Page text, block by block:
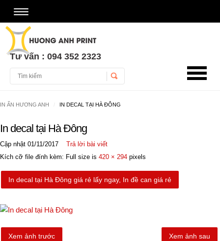
Tư vấn : 094 352 2323
IN ẤN HƯƠNG ANH IN DECAL TẠI HÀ ĐÔNG
In decal tại Hà Đông
Cập nhật 01/11/2017
Trả lời bài viết
Kích cỡ file đính kèm: Full size is 420 × 294 pixels
In decal tại Hà Đông giá rẻ lấy ngay, In đề can giá rẻ
Xem ảnh trước Xem ảnh sau